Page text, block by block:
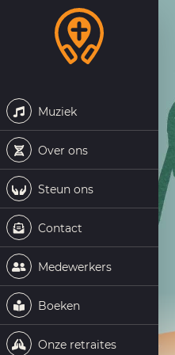
Muziek
Over ons
Steun ons
Contact
Medewerkers
Boeken
Onze retraites